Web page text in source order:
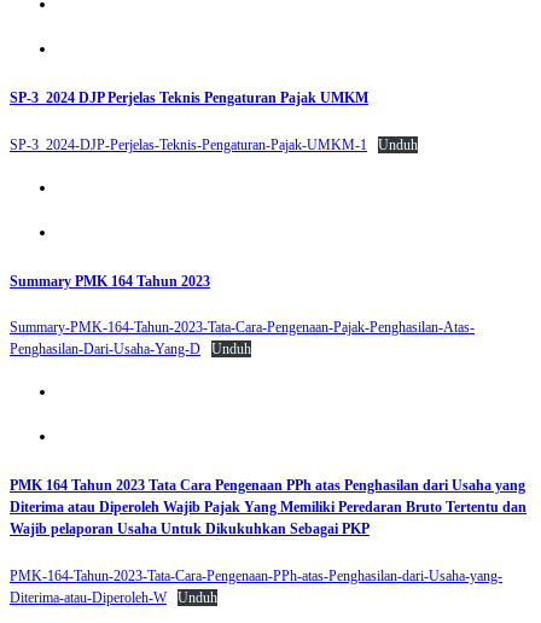
SP-3_2024 DJP Perjelas Teknis Pengaturan Pajak UMKM
SP-3_2024-DJP-Perjelas-Teknis-Pengaturan-Pajak-UMKM-1 Unduh
Summary PMK 164 Tahun 2023
Summary-PMK-164-Tahun-2023-Tata-Cara-Pengenaan-Pajak-Penghasilan-Atas-
Penghasilan-Dari-Usaha-Yang-D
Unduh
PMK 164 Tahun 2023 Tata Cara Pengenaan PPh atas Penghasilan dari Usaha yang
Diterima atau Diperoleh Wajib Pajak Yang Memiliki Peredaran Bruto Tertentu dan
Wajib pelaporan Usaha Untuk Dikukuhkan Sebagai PKP
PMK-164-Tahun-2023-Tata-Cara-Pengenaan-PPh-atas-Penghasilan-dari-Usaha-yang-
Diterima-atau-Diperoleh-W
Unduh